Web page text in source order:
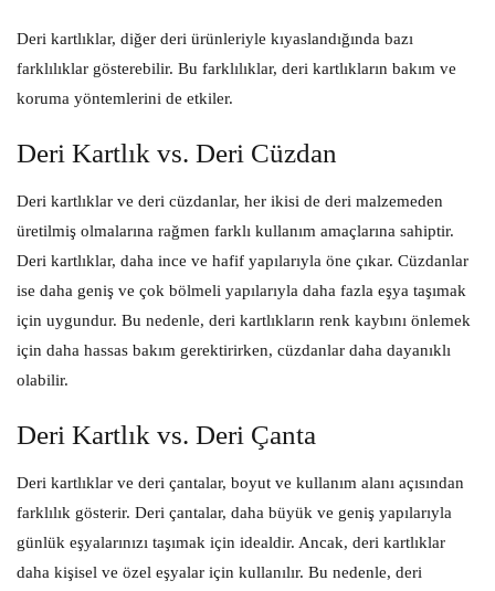
Deri kartlıklar, diğer deri ürünleriyle kıyaslandığında bazı
farklılıklar gösterebilir. Bu farklılıklar, deri kartlıkların bakım ve
koruma yöntemlerini de etkiler.
Deri Kartlık vs. Deri Cüzdan
Deri kartlıklar ve deri cüzdanlar, her ikisi de deri malzemeden
üretilmiş olmalarına rağmen farklı kullanım amaçlarına sahiptir.
Deri kartlıklar, daha ince ve hafif yapılarıyla öne çıkar. Cüzdanlar
ise daha geniş ve çok bölmeli yapılarıyla daha fazla eşya taşımak
için uygundur. Bu nedenle, deri kartlıkların renk kaybını önlemek
için daha hassas bakım gerektirirken, cüzdanlar daha dayanıklı
olabilir.
Deri Kartlık vs. Deri Çanta
Deri kartlıklar ve deri çantalar, boyut ve kullanım alanı açısından
farklılık gösterir. Deri çantalar, daha büyük ve geniş yapılarıyla
günlük eşyalarınızı taşımak için idealdir. Ancak, deri kartlıklar
daha kişisel ve özel eşyalar için kullanılır. Bu nedenle, deri